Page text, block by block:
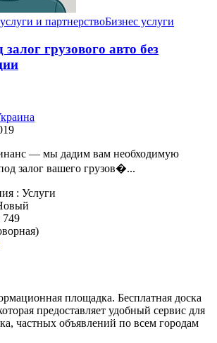
и партнерствоБизнес услуги
залог грузового авто без
— мы дадим вам необходимую
залог вашего грузов�...
: Услуги
749
площадка. Бесплатная доска
предоставляет удобный сервис для
частных объявлений по всем городам